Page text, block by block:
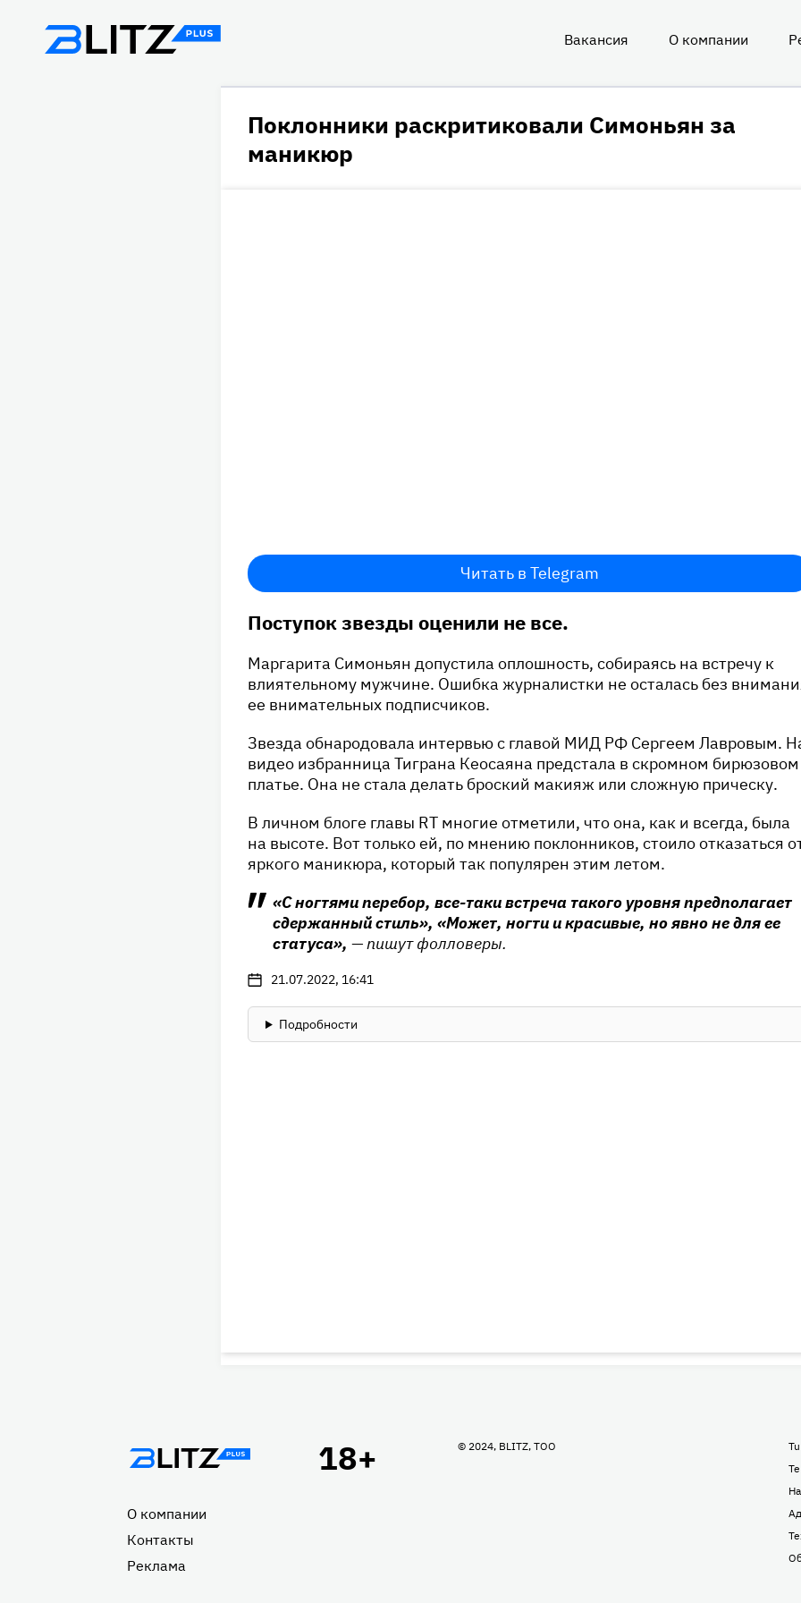
Вакансия О компании
Поклонники раскритиковали Симоньян за
маникюр
Читать в Telegram
Поступок звезды оценили не все.
Маргарита Симоньян допустила оплошность, собираясь на встречу к
влиятельному мужчине. Ошибка журналистки не осталась без
ее внимательных подписчиков.
Звезда обнародовала интервью с главой МИД РФ Сергеем Лавровым.
видео избранница Тиграна Кеосаяна предстала в скромном бирюзовом
платье. Она не стала делать броский макияж или сложную прическу.
В личном блоге главы RT многие отметили, что она, как и всегда, была
на высоте. Вот только ей, по мнению поклонников, стоило отказаться
яркого маникюра, который так популярен этим летом.
«С ногтями перебор, все-таки встреча такого уровня предполагает
сдержанный стиль», «Может, ногти и красивые, но явно не для ее
статуса», — пишут фолловеры.
21.07.2022, 16:41
Подробности
Подвал
О компании
Контакты
Реклама
© 2024, BLITZ, TOO